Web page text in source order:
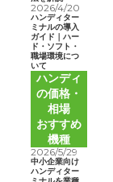
2026/4/20
ハンディター
ミナルの導入
ガイド｜ハー
ド・ソフト・
職場環境につ
いて
ハンディ
の価格・
相場
おすすめ
機種
2026/5/29
中小企業向け
ハンディター